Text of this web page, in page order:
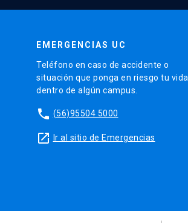
EMERGENCIAS UC
Teléfono en caso de accidente o
situación que ponga en riesgo tu vida
dentro de algún campus.
phone (56)95504 5000
launch Ir al sitio de Emergencias